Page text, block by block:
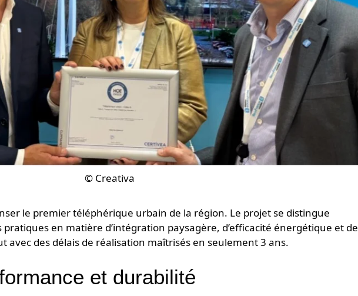
© Creativa
le premier téléphérique urbain de la région. Le projet se distingue
en matière d’intégration paysagère, d’efficacité énergétique et de
avec des délais de réalisation maîtrisés en seulement 3 ans.
et durabilité